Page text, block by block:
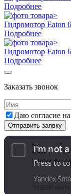
Подробнее
Гидромотор Eaton
Подробнее
Гидромотор Eaton
Подробнее
Заказать звонок
Даю согласие на